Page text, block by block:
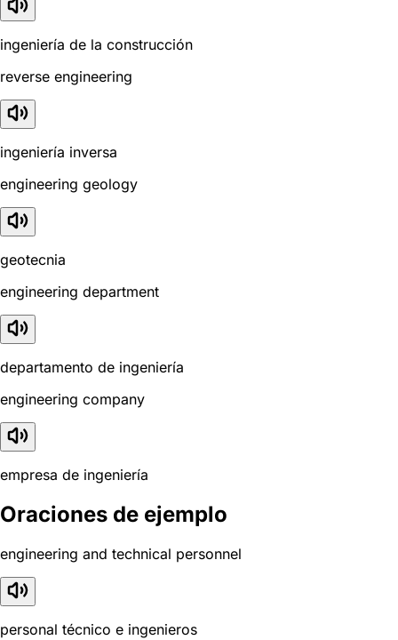
ingeniería de la construcción
reverse engineering
ingeniería inversa
engineering geology
geotecnia
engineering department
departamento de ingeniería
engineering company
empresa de ingeniería
Oraciones de ejemplo
engineering and technical personnel
personal técnico e ingenieros